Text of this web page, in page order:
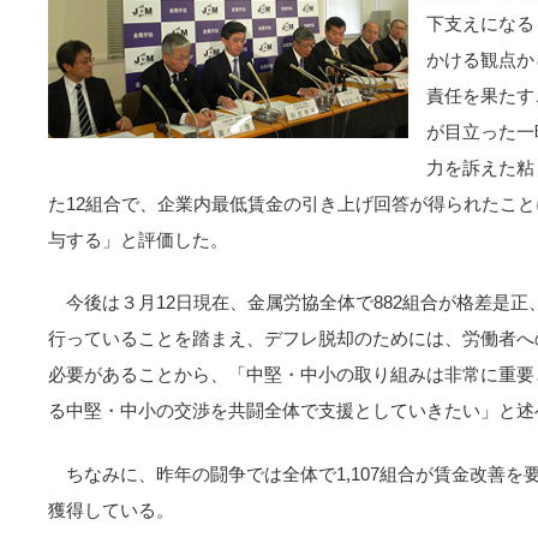
下支えにな
かける観点
責任を果た
が目立った
力を訴えた
た12組合で、企業内最低賃金の引き上げ回答が得られたこ
与する」と評価した。
今後は３月12日現在、金属労協全体で882組合が格差是
行っていることを踏まえ、デフレ脱却のためには、労働者
必要があることから、「中堅・中小の取り組みは非常に重
る中堅・中小の交渉を共闘全体で支援としていきたい」と
ちなみに、昨年の闘争では全体で1,107組合が賃金改善を
獲得している。